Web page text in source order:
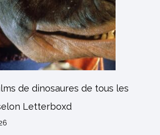
de dinosaures de tous les
Letterboxd